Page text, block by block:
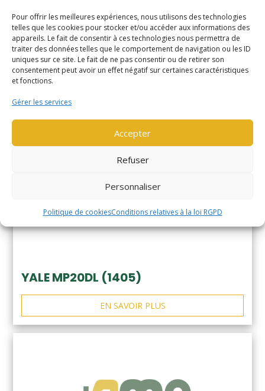
Pour offrir les meilleures expériences, nous utilisons des technologies
telles que les cookies pour stocker et/ou accéder aux informations des
appareils. Le fait de consentir à ces technologies nous permettra de
traiter des données telles que le comportement de navigation ou les ID
uniques sur ce site. Le fait de ne pas consentir ou de retirer son
consentement peut avoir un effet négatif sur certaines caractéristiques
et fonctions.
Gérer les services
Accepter
Refuser
Personnaliser
Politique de cookiesConditions relatives à la loi RGPD
YALE MS14XIL (2510)
YALE MP20DL (1405)
EN SAVOIR PLUS